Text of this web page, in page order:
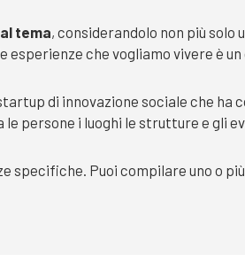
tema, considerandolo non più
esperienze che vogliamo vivere è
di innovazione sociale che
persone i luoghi le strutture e gli
specifiche. Puoi compilare uno o